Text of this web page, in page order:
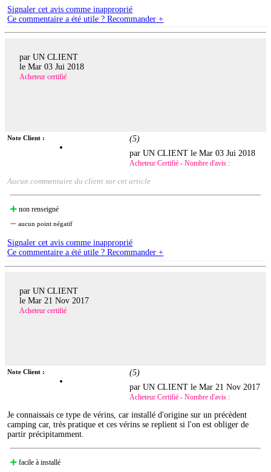
Signaler cet avis comme inapproprié
Ce commentaire a été utile ? Recommander +
par UN CLIENT
le Mar 03 Jui 2018
Acheteur certifié
Note Client : (5)
par UN CLIENT leMar 03 Jui 2018
Acheteur Certifié - Nombre d'avis :
Aucun commentaire du client sur cet article
non renseigné
aucun point négatif
Signaler cet avis comme inapproprié
Ce commentaire a été utile ? Recommander +
par UN CLIENT
le Mar 21 Nov 2017
Acheteur certifié
Note Client : (5)
par UN CLIENT leMar 21 Nov 2017
Acheteur Certifié - Nombre d'avis :
Je connaissais ce type de vérins, car installé d'origine sur un précèdent
camping car, très pratique et ces vérins se replient si l'on est obliger de
partir précipitamment.
facile à installé